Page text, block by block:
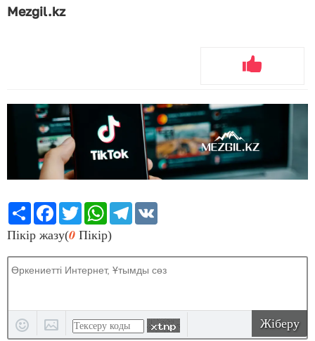
Mezgil.kz
Share Facebook
TwitterWhatsApp
Telegram
Пікір жазу(0 Пікір)
Жіберу